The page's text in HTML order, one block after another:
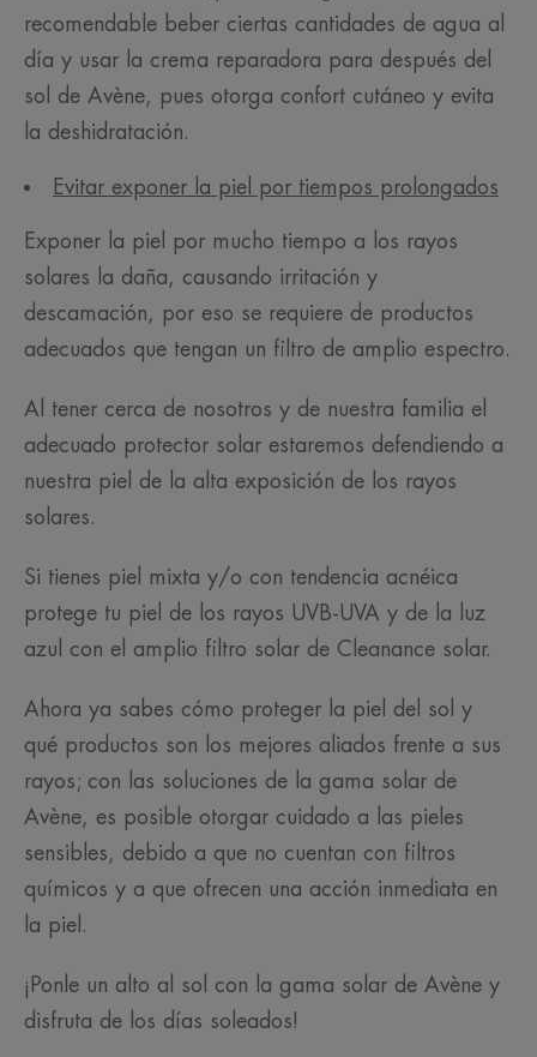
recomendable beber ciertas cantidades de agua al
día y usar la crema reparadora para después del
sol de Avène, pues otorga confort cutáneo y evita
la deshidratación.
Evitar exponer la piel por tiempos prolongados
Exponer la piel por mucho tiempo a los rayos
solares la daña, causando irritación y
descamación, por eso se requiere de productos
adecuados que tengan un filtro de amplio espectro.
Al tener cerca de nosotros y de nuestra familia el
adecuado protector solar estaremos defendiendo a
nuestra piel de la alta exposición de los rayos
solares.
Si tienes piel mixta y/o con tendencia acnéica
protege tu piel de los rayos UVB-UVA y de la luz
azul con el amplio filtro solar de Cleanance solar.
Ahora ya sabes cómo proteger la piel del sol y
qué productos son los mejores aliados frente a sus
rayos; con las soluciones de la gama solar de
Avène, es posible otorgar cuidado a las pieles
sensibles, debido a que no cuentan con filtros
químicos y a que ofrecen una acción inmediata en
la piel.
¡Ponle un alto al sol con la gama solar de Avène y
disfruta de los días soleados!